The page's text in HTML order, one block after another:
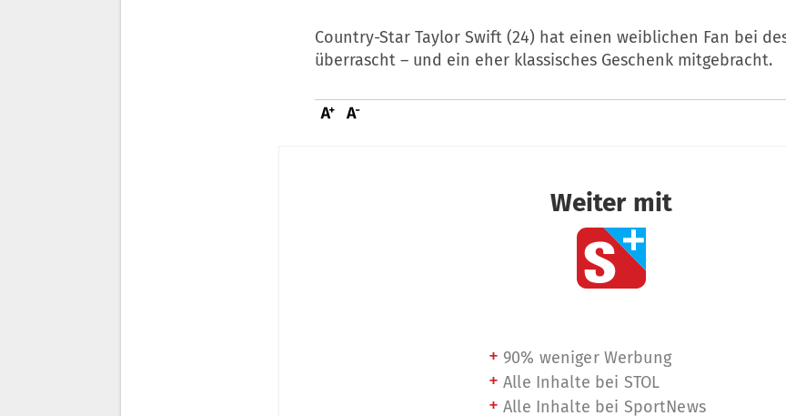
Country-Star Taylor Swift (24) hat einen weiblichen Fan bei
überrascht – und ein eher klassisches Geschenk mitgebracht.